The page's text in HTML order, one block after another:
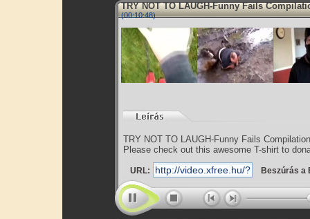
TRY NOT TO LAUGH-Funny Fails
(00:10:48)
TRY NOT TO LAUGH-Funny Fails
Please check out this awesome T-shirt to
URL: Beszúrás a